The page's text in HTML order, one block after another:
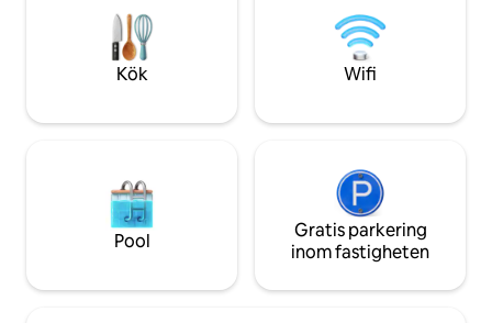
och all din underhållning. Eleganta
franska dörrar leder dig till master suite
som har en sittgrupp och ett underbart
master bad som ger en tillflyktsort. Det
överdimensionerat blötläggningskar
kakelarbete. För att skapa en mysig
atmosfär erbjuder detta boende en
handgjord steneldstad tillsammans med
en vedspis. För
wrap around deck på huvudplanet,
för grupper,
Snabbt 600 Mb
generator. WFH,
Kök Wifi
Pool
Gratis parkering
inom fastigheten